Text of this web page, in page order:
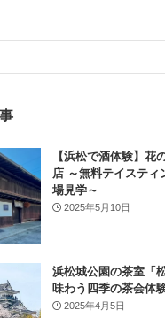
【浜松で酒体験】花
店 ～無料テイスティ
場見学～
2025年5月10日
浜松城公園の茶室「
味わう四季の茶会体
2025年4月5日